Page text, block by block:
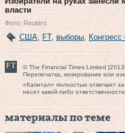
власти
Фото: Reuters
США FT, выборы
© The Financial Times Limited
Перепечатка, копирование или
«Капитал» полностью отвечает
несет какой-либо
материалы по теме